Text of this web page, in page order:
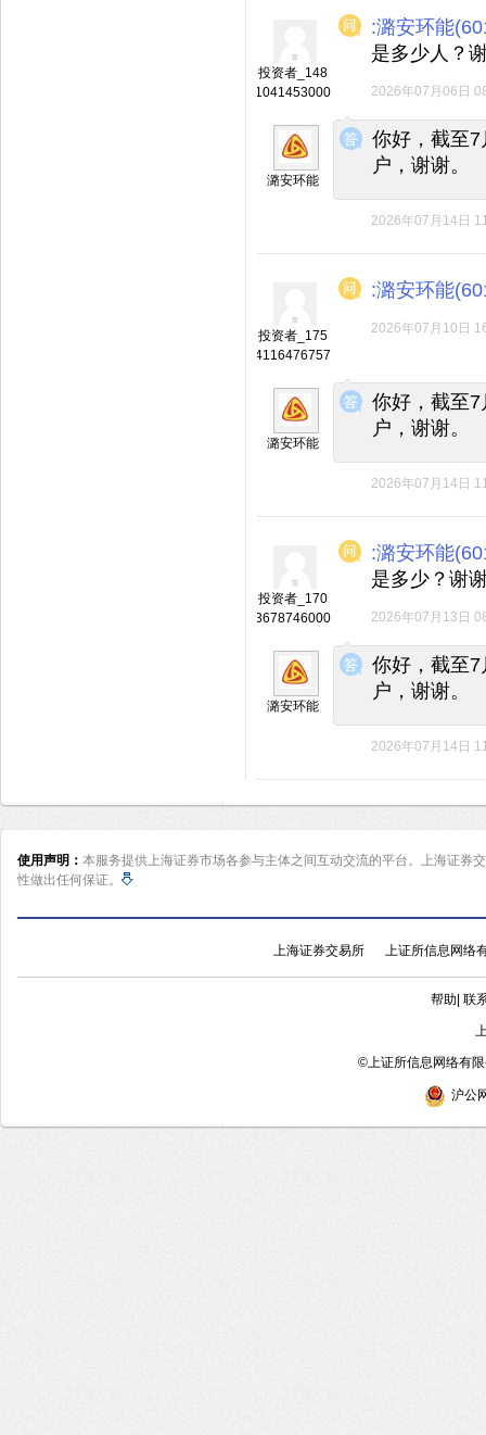
投资者_148
1041453000
:潞安环能
是多少人？
2026年07月06日
◆
◆
潞安环能
你好，截至
户，谢谢。
2026年07月14日
投资者_175
4116476757
:潞安环能
2026年07月10日
◆
◆
潞安环能
你好，截至
户，谢谢。
2026年07月14日
投资者_170
3678746000
:潞安环能
是多少？谢
2026年07月13日
◆
◆
潞安环能
你好，截至
户，谢谢。
2026年07月14日
使用声明： 本服务提供上海证券市场各参与主体之间互动交流的平台。上海证券
性做出任何保证。
上海证券交易所 上证所信息网络
帮助 联
©上证所信息网络有
沪公